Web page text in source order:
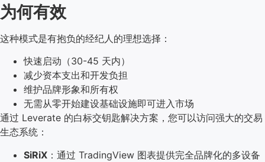
为何有效
这种模式是有抱负的经纪人的理想选择：
快速启动（30-45 天内）
减少资本支出和开发负担
维护品牌形象和所有权
无需从零开始建设基础设施即可进入市场
通过 Leverate 的白标交钥匙解决方案，您可以访问强大的交易
生态系统：
SiRiX ：通过 TradingView 图表提供完全品牌化的多设备